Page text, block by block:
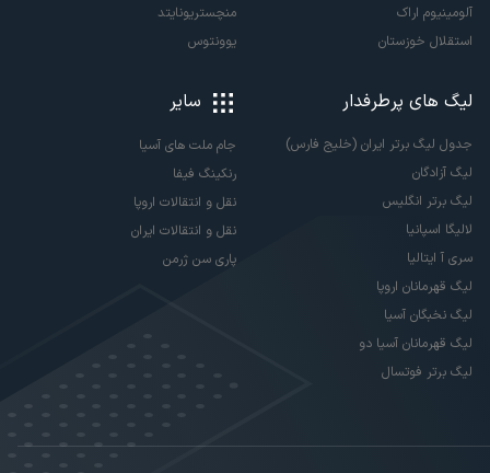
آلومینیوم اراک
استقلال خوزستان
منچستریونایتد
یوونتوس
لیگ های پرطرفدار
جدول لیگ برتر ایران (خلیج فارس)
لیگ آزادگان
لیگ برتر انگلیس
لالیگا اسپانیا
سری آ ایتالیا
لیگ قهرمانان اروپا
لیگ نخبگان آسیا
لیگ قهرمانان آسیا دو
لیگ برتر فوتسال
سایر
جام ملت های آسیا
رنکینگ فیفا
نقل و انتقالات اروپا
نقل و انتقالات ایران
پاری سن ژرمن